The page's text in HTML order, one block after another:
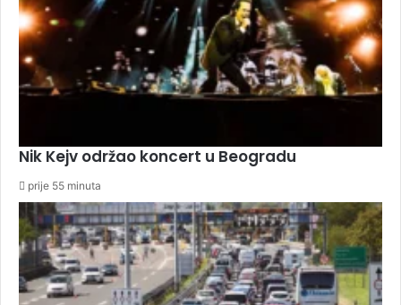
Nik Kejv održao koncert u Beogradu
prije 55 minuta